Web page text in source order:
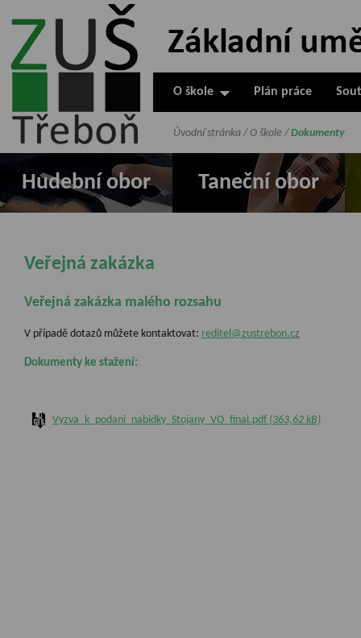
ZUŠ Třeboň -
Základní
umělecká škola
O škole Plán práce
Hudební obor Taneční obor
Úvodní stránka / O škole / Dokumenty
Veřejná zakázka
Veřejná zakázka malého rozsahu
V případě dotazů můžete kontaktovat: reditel@zustrebon.cz
Dokumenty ke stažení:
Vyzva_k_podani_nabidky_Stojany_VO_final.pdf (363,62 kB)